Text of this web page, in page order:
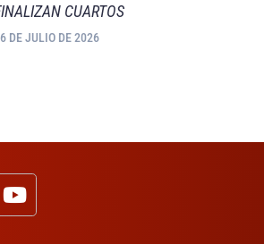
CUARTOS
DE JULIO DE 2026